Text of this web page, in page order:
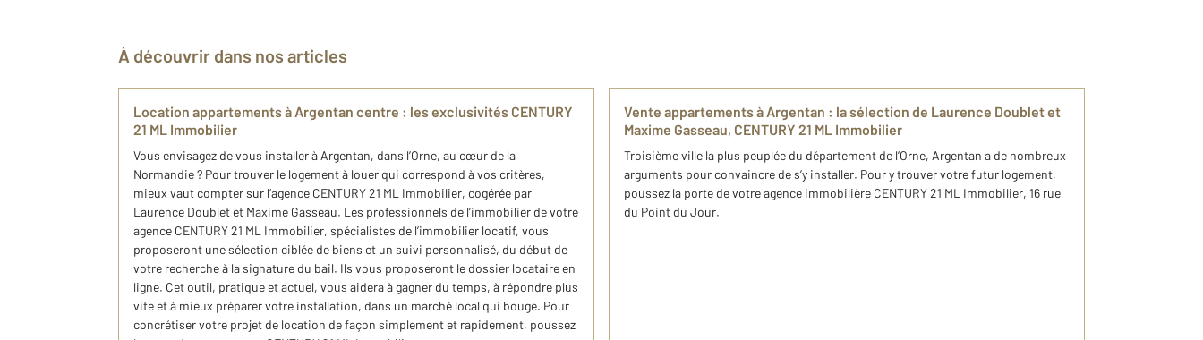
À découvrir dans nos articles
Location appartements à Argentan centre : les exclusivités CENTURY
21 ML Immobilier
Vous envisagez de vous installer à Argentan, dans l’Orne, au cœur de la
Normandie ? Pour trouver le logement à louer qui correspond à vos critères,
mieux vaut compter sur l’agence CENTURY 21 ML Immobilier, cogérée par
Laurence Doublet et Maxime Gasseau. Les professionnels de l’immobilier de votre
agence CENTURY 21 ML Immobilier, spécialistes de l’immobilier locatif, vous
proposeront une sélection ciblée de biens et un suivi personnalisé, du début de
votre recherche à la signature du bail. Ils vous proposeront le dossier locataire en
ligne. Cet outil, pratique et actuel, vous aidera à gagner du temps, à répondre plus
vite et à mieux préparer votre installation, dans un marché local qui bouge. Pour
concrétiser votre projet de location de façon simplement et rapidement, poussez
Vente appartements à Argentan : la sélection de Laurence Doublet et
Maxime Gasseau, CENTURY 21 ML Immobilier
Troisième ville la plus peuplée du département de l’Orne, Argentan a de nombreux
arguments pour convaincre de s’y installer. Pour y trouver votre futur logement,
poussez la porte de votre agence immobilière CENTURY 21 ML Immobilier, 16 rue
du Point du Jour.